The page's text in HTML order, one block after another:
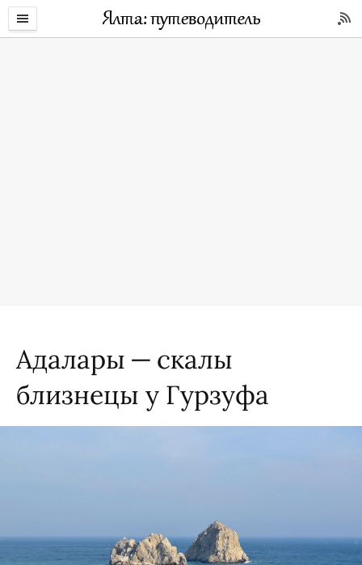
Адалары — скалы
близнецы у Гурзуфа